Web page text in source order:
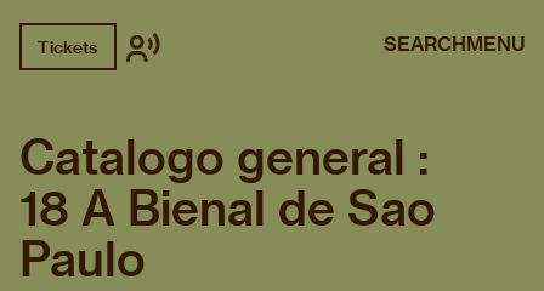
Tickets SEARCHMENU
Catalogo general :
18 A Bienal de Sao
Paulo